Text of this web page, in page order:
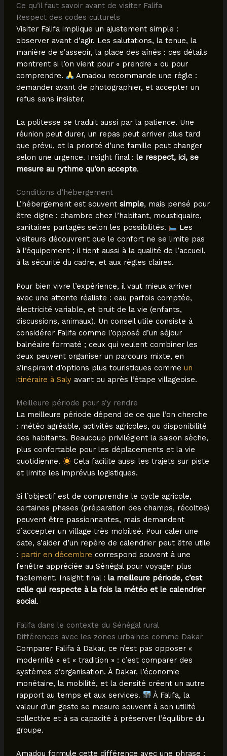
Ce qu’il faut savoir avant de visiter Falifa
Respect des codes culturels
Visiter Falifa implique un ajustement simple :
observer avant d’agir. Les salutations, la tenue, la
manière de s’asseoir, la place des aînés : ces détails
montrent si l’on vient pour « prendre » ou pour
comprendre.
Amadou recommande une règle :
demander avant de photographier, et accepter un
refus sans insister.
La politesse se traduit aussi par la patience. Une
réunion peut durer, un repas peut arriver plus tard
que prévu, et la priorité d’une famille peut changer
selon une urgence. Insight final : le respect, ici, se
mesure au rythme qu’on accepte.
Conditions d’hébergement
L’hébergement est souvent simple, mais pensé pour
être digne : chambre chez l’habitant, moustiquaire,
sanitaires partagés selon les possibilités.
Les
visiteurs découvrent que le confort ne se limite pas
à l’équipement ; il tient aussi à la qualité de l’accueil,
à la sécurité du cadre, et aux règles claires.
Pour bien vivre l’expérience, il vaut mieux arriver
avec une attente réaliste : eau parfois comptée,
électricité variable, et bruit de la vie (enfants,
discussions, animaux). Un conseil utile consiste à
considérer Falifa comme l’opposé d’un séjour
balnéaire formaté ; ceux qui veulent combiner les
deux peuvent organiser un parcours mixte, en
s’inspirant d’options plus touristiques comme un
itinéraire à Salyavant ou après l’étape villageoise.
Meilleure période pour s’y rendre
La meilleure période dépend de ce que l’on cherche
: météo agréable, activités agricoles, ou disponibilité
des habitants. Beaucoup privilégient la saison sèche,
plus confortable pour les déplacements et la vie
quotidienne.
Cela facilite aussi les trajets sur piste
et limite les imprévus logistiques.
Si l’objectif est de comprendre le cycle agricole,
certaines phases (préparation des champs, récoltes)
peuvent être passionnantes, mais demandent
d’accepter un village très mobilisé. Pour caler une
date, s’aider d’un repère de calendrier peut être utile
: partir en décembre correspond souvent à une
fenêtre appréciée au Sénégal pour voyager plus
facilement. Insight final : la meilleure période, c’est
celle qui respecte à la fois la météo et le calendrier
social.
Falifa dans le contexte du Sénégal rural
Différences avec les zones urbaines comme Dakar
Comparer Falifa à Dakar, ce n’est pas opposer «
modernité » et « tradition » : c’est comparer des
systèmes d’organisation. À Dakar, l’économie
monétaire, la mobilité, et la densité créent un autre
rapport au temps et aux services.
À Falifa, la
valeur d’un geste se mesure souvent à son utilité
collective et à sa capacité à préserver l’équilibre du
groupe.
Amadou formule cette différence avec une phrase :